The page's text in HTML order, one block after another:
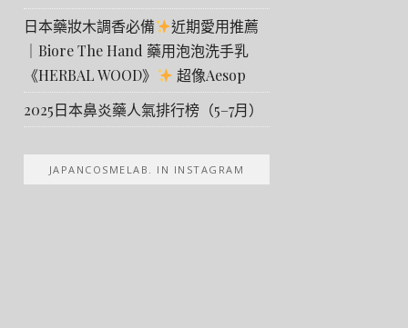
日本藥妝木調香必備
近期愛用推薦
｜Biore The Hand 藥用泡泡洗手乳
《HERBAL WOOD》
超像Aesop
2025日本鼻炎藥人氣排行榜（5–7月）
JAPANCOSMELAB. IN INSTAGRAM